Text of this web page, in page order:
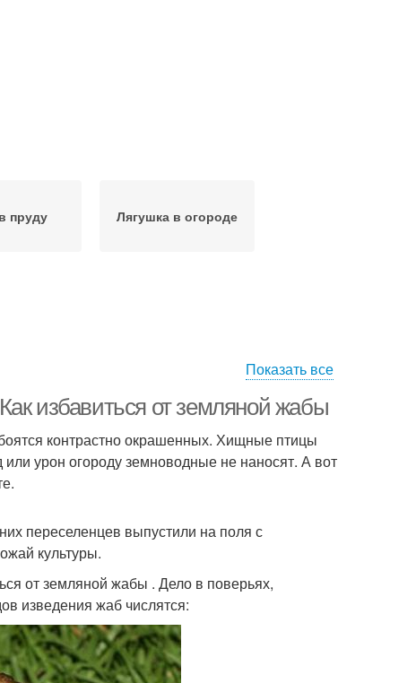
пруду Лягушка в огороде
Показать все
избавиться от земляной жабы
контрастно окрашенных. Хищные птицы
урон огороду земноводные не наносят. А вот
переселенцев выпустили на поля с
культуры.
от земляной жабы . Дело в поверьях,
изведения жаб числятся: